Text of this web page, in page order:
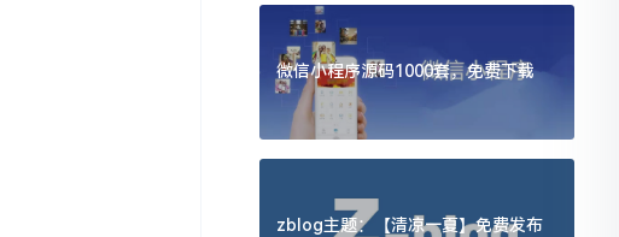
微信小程序源码1000套，免费下载
zblog主题：【清凉一夏】免费发布